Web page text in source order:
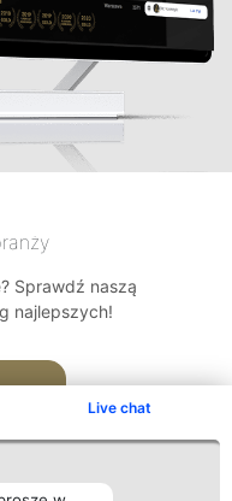
Live chat
Sprawdź naszą
najlepszych!